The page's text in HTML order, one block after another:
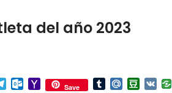
del año 2023
TelegramOutlook.com
YahooSave TumblrMail.RuDouban
VK